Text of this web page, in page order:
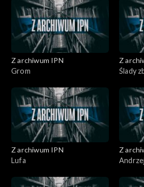
Z archiwum IPN
Grom
Z
Ślady
Z archiwum IPN
Lufa
Z